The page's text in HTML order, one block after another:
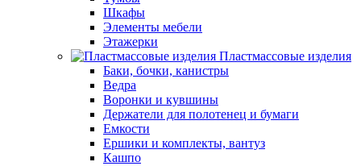
Шкафы
Элементы мебели
Этажерки
Пластмассовые изделия
Баки, бочки, канистры
Ведра
Воронки и кувшины
Держатели для полотенец и бумаги
Емкости
Ершики и комплекты, вантуз
Кашпо